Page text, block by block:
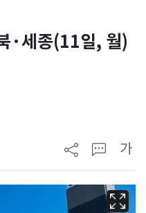
·세종(11일, 월)
가